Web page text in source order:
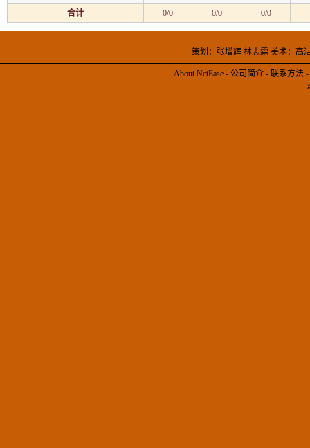
合计
0/0 0/0 0/0
策划：张增辉 林志霖 美术：
About NetEase - 公司简介 - 联系方法 -